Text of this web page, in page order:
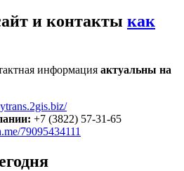
и контакты как
информация актуальны на
+7 (3822) 57-31-65
79095434111